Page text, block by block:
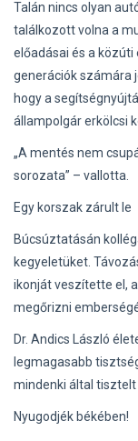
Talán nincs olyan
találkozott volna a
előadásai és a
generációk számára
hogy a
állampolgár erkölcsi
„A mentés nem
sorozata” – vallotta.
Egy korszak zárult le
Búcsúztatásán
kegyeletüket.
ikonját veszítette el,
megőrizni
Dr. Andics László
legmagasabb
mindenki által tisztelt
Nyugodjék békében!